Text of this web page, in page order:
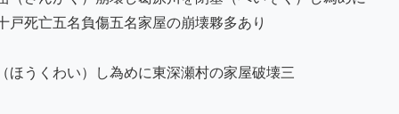
戸死亡五名負傷五名家屋の崩壊夥多あり
ほうくわい）し為めに東深瀬村の家屋破壊三